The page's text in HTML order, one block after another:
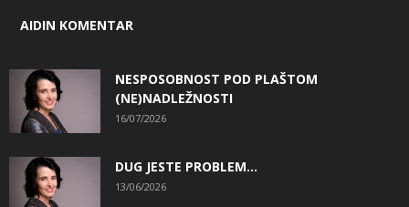
AIDIN KOMENTAR
NESPOSOBNOST POD PLAŠTOM
(NE)NADLEŽNOSTI
16/07/2026
DUG JESTE PROBLEM…
13/06/2026